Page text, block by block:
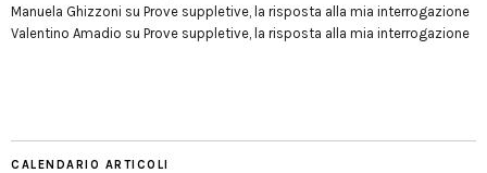
Manuela Ghizzoni su Prove suppletive, la risposta alla mia interrogazione
Valentino Amadio su Prove suppletive, la risposta alla mia interrogazione
CALENDARIO ARTICOLI